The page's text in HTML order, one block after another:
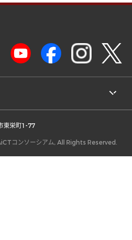
東栄町1-77
コンソーシアム, All Rights Reserved.